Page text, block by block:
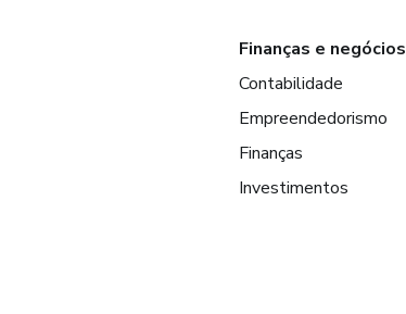
Finanças e negócios
Contabilidade
Empreendedorismo
Finanças
Investimentos